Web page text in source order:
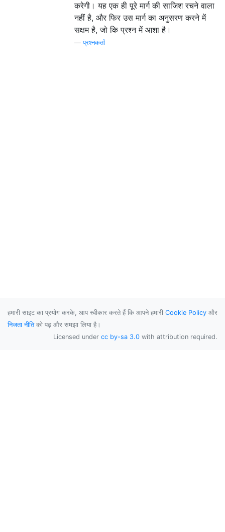
करेगी। यह एक ही पूरे मार्ग की साजिश रचने वाला
नहीं है, और फिर उस मार्ग का अनुसरण करने में
सक्षम है, जो कि प्रश्न में आशा है।
—प्रश्नकर्ता
हमारी साइट का प्रयोग करके, आप स्वीकार करते हैं कि आपने हमारी Cookie Policy और
निजता नीतिको पढ़ और समझा लिया है।
Licensed under cc by-sa 3.0 with attribution required.